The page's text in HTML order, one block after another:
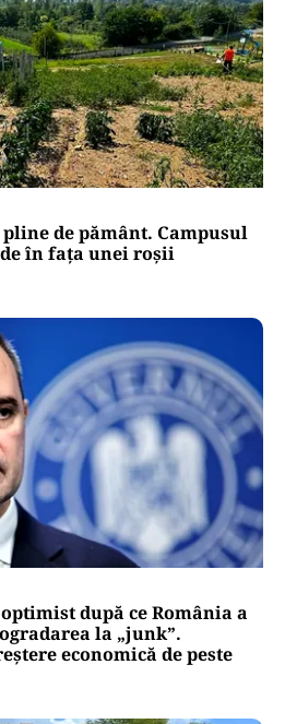
de pământ. Campusul
în fața unei roșii
după ce România a
la „junk”.
economică de peste